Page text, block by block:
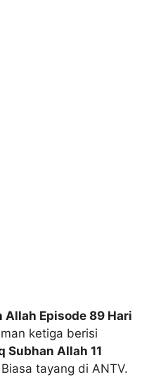
Episode 89 Hari
ketiga berisi
Subhan Allah 11
tayang di ANTV.